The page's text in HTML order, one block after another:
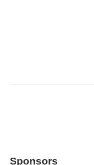
Sponsors